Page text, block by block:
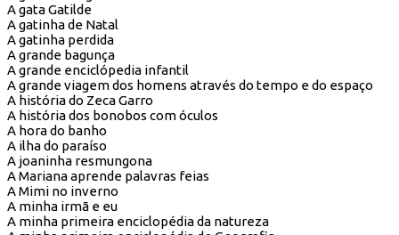
A gata Gatilde
A gatinha de Natal
A gatinha perdida
A grande bagunça
A grande enciclópedia infantil
A grande viagem dos homens através do tempo e do espaço
A história do Zeca Garro
A história dos bonobos com óculos
A hora do banho
A ilha do paraíso
A joaninha resmungona
A Mariana aprende palavras feias
A Mimi no inverno
A minha irmã e eu
A minha primeira enciclopédia da natureza